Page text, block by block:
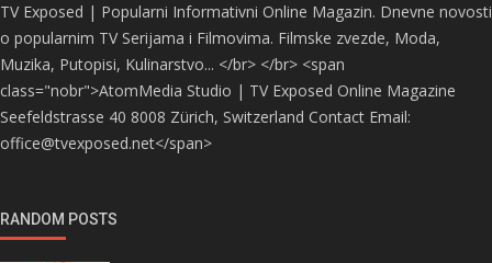
TV Exposed | Popularni Informativni Online Magazin. Dnevne novosti
o popularnim TV Serijama i Filmovima. Filmske zvezde, Moda,
Muzika, Putopisi, Kulinarstvo... </br> </br> <span
class="nobr">AtomMedia Studio | TV Exposed Online Magazine
Seefeldstrasse 40 8008 Zürich, Switzerland Contact Email:
office@tvexposed.net</span>
RANDOM POSTS